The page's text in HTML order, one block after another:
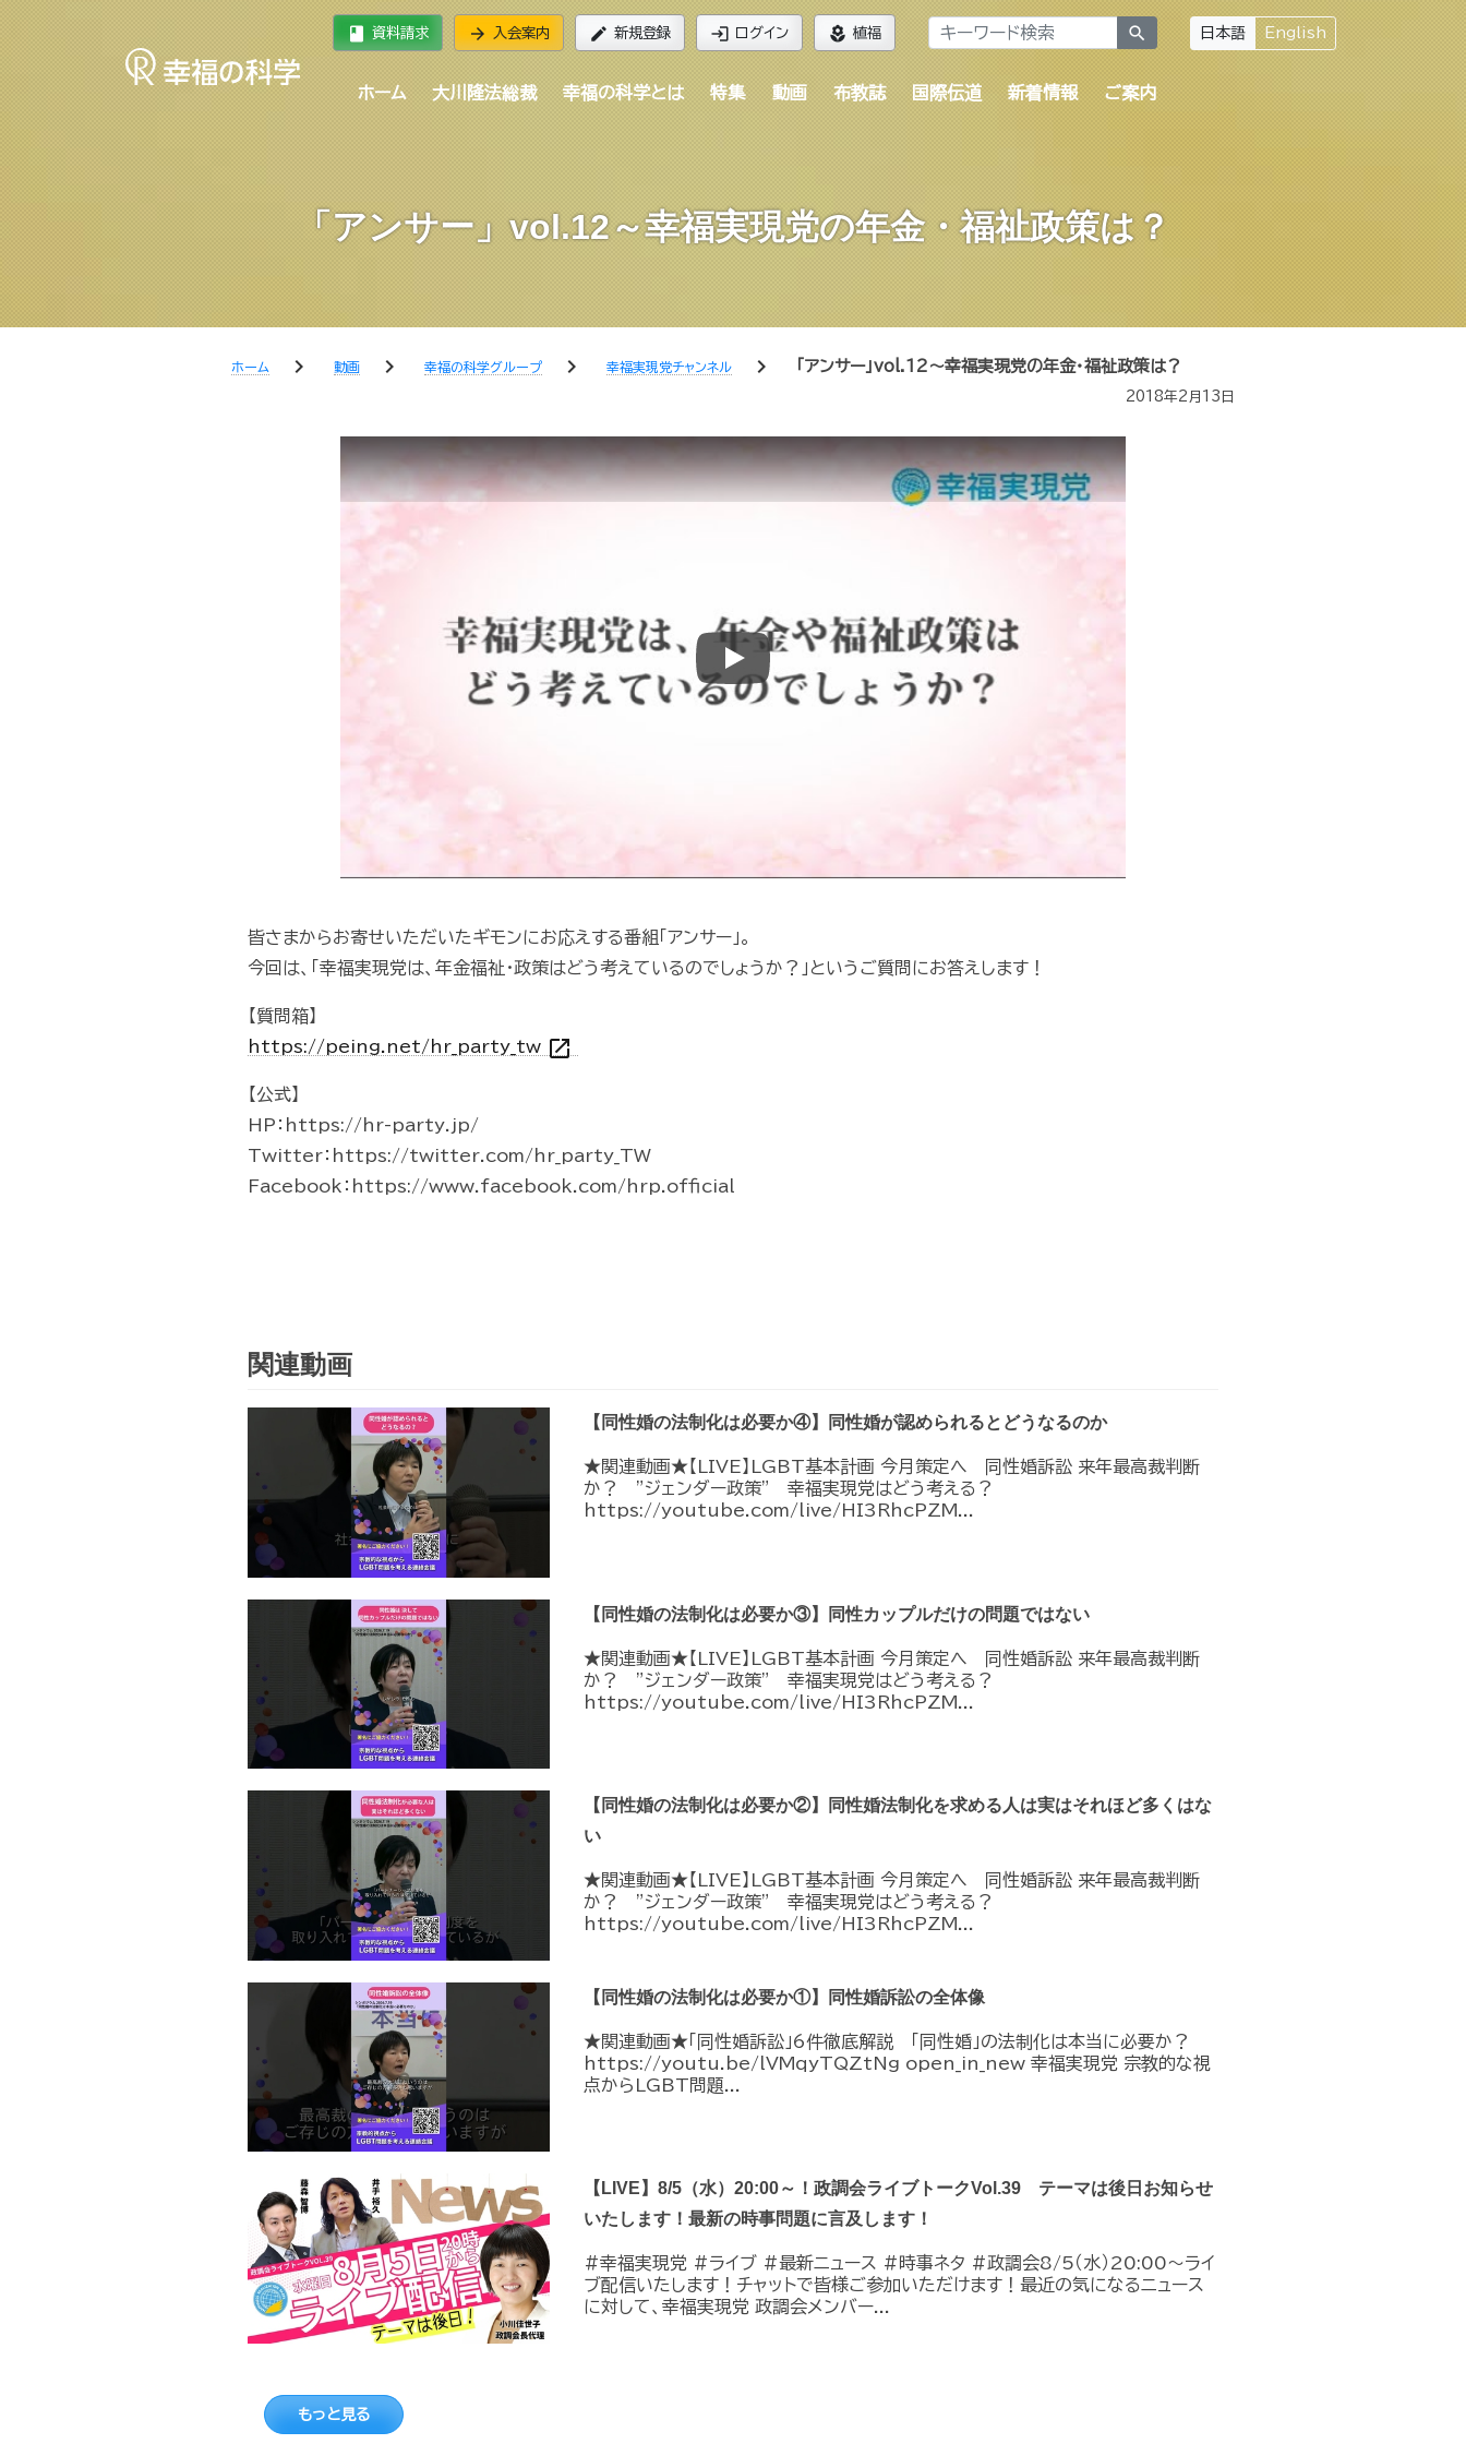
book 資料請求 arrow_forward 入会案内 edit 新規登録 login ログイン local_florist 植福 search 日本語 English
ホーム 大川隆法総裁 幸福の科学とは 特集 動画 布教誌 国際伝道 新着情報 ご案内
「アンサー」vol.12～幸福実現党の年金・福祉政策は？
ホーム chevron_right 動画 chevron_right 幸福の科学グループ chevron_right 幸福実現党チャンネル chevron_right 「アンサー」vol.12～幸福実現党の年金・福祉政策は？
2018年2月13日
Play
皆さまからお寄せいただいたギモンにお応えする番組「アンサー」。
今回は、「幸福実現党は、年金福祉・政策はどう考えているのでしょうか？」というご質問にお答えします！
【質問箱】
https://peing.net/hr_party_tw open_in_new
【公式】
HP：https://hr-party.jp/
Twitter：https://twitter.com/hr_party_TW
Facebook：https://www.facebook.com/hrp.official
関連動画
【同性婚の法制化は必要か④】同性婚が認められるとどうなるのか
★関連動画★【LIVE】LGBT基本計画 今月策定へ 同性婚訴訟 来年最高裁判断
か？ ”ジェンダー政策” 幸福実現党はどう考える？
https://youtube.com/live/HI3RhcPZM...
【同性婚の法制化は必要か③】同性カップルだけの問題ではない
★関連動画★【LIVE】LGBT基本計画 今月策定へ 同性婚訴訟 来年最高裁判断
か？ ”ジェンダー政策” 幸福実現党はどう考える？
https://youtube.com/live/HI3RhcPZM...
【同性婚の法制化は必要か②】同性婚法制化を求める人は実はそれほど多くはな
い
★関連動画★【LIVE】LGBT基本計画 今月策定へ 同性婚訴訟 来年最高裁判断
か？ ”ジェンダー政策” 幸福実現党はどう考える？
https://youtube.com/live/HI3RhcPZM...
【同性婚の法制化は必要か①】同性婚訴訟の全体像
★関連動画★「同性婚訴訟」6件徹底解説 「同性婚」の法制化は本当に必要か？
https://youtu.be/lVMqyTQZtNg open_in_new 幸福実現党 宗教的な視
点からLGBT問題...
【LIVE】8/5（水）20:00～！政調会ライブトークVol.39 テーマは後日お知らせ
いたします！最新の時事問題に言及します！
#幸福実現党 #ライブ #最新ニュース #時事ネタ #政調会8/5（水）20:00～ライ
ブ配信いたします！チャットで皆様ご参加いただけます！最近の気になるニュース
に対して、幸福実現党 政調会メンバー...
もっと見る